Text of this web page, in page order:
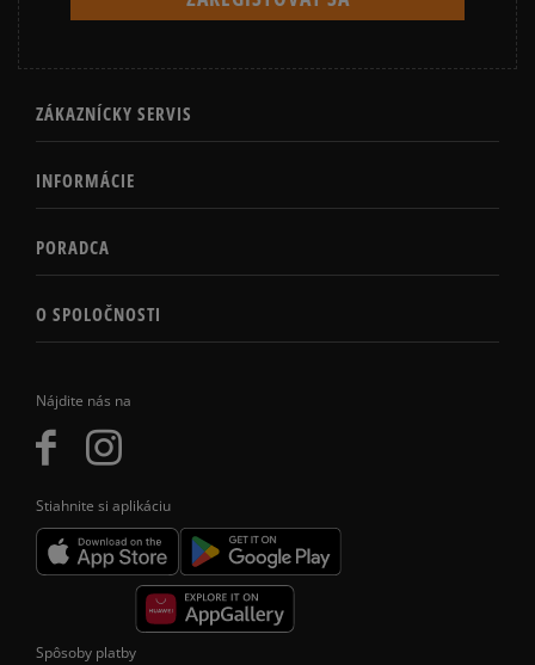
Nájdite nás na
Stiahnite si aplikáciu
ZÁKAZNÍCKY SERVIS
INFORMÁCIE
PORADCA
O SPOLOČNOSTI
Spôsoby platby